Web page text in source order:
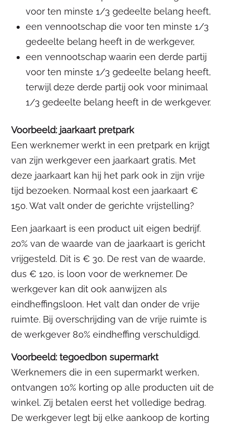
voor ten minste 1/3 gedeelte belang heeft,
een vennootschap die voor ten minste 1/3
gedeelte belang heeft in de werkgever,
een vennootschap waarin een derde partij
voor ten minste 1/3 gedeelte belang heeft,
terwijl deze derde partij ook voor minimaal
1/3 gedeelte belang heeft in de werkgever.
Voorbeeld: jaarkaart pretpark
Een werknemer werkt in een pretpark en krijgt
van zijn werkgever een jaarkaart gratis. Met
deze jaarkaart kan hij het park ook in zijn vrije
tijd bezoeken. Normaal kost een jaarkaart €
150. Wat valt onder de gerichte vrijstelling?
Een jaarkaart is een product uit eigen bedrijf.
20% van de waarde van de jaarkaart is gericht
vrijgesteld. Dit is € 30. De rest van de waarde,
dus € 120, is loon voor de werknemer. De
werkgever kan dit ook aanwijzen als
eindheffingsloon. Het valt dan onder de vrije
ruimte. Bij overschrijding van de vrije ruimte is
de werkgever 80% eindheffing verschuldigd.
Voorbeeld: tegoedbon supermarkt
Werknemers die in een supermarkt werken,
ontvangen 10% korting op alle producten uit de
winkel. Zij betalen eerst het volledige bedrag.
De werkgever legt bij elke aankoop de korting